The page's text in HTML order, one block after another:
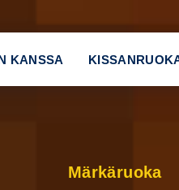
KANSSA
Märkäruoka